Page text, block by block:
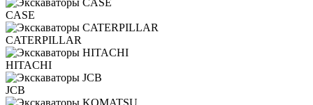
CASE
CATERPILLAR
HITACHI
JCB